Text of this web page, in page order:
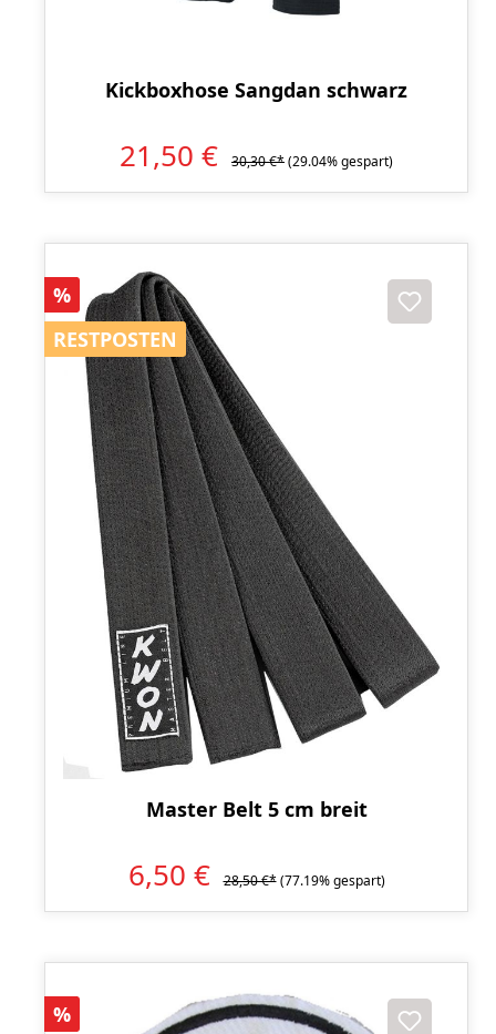
Kickboxhose Sangdan schwarz
21,50 € 30,30 €*(29.04% gespart)
Rabatt
%
RESTPOSTEN
RESTPOSTEN
Master Belt 5 cm breit
6,50 € 28,50 €* (77.19% gespart)
Rabatt
%